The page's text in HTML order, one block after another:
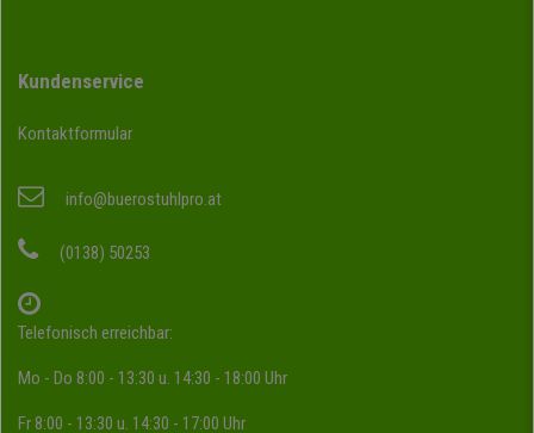
Kundenservice
Kontaktformular
info@buerostuhlpro.at
(0138) 50253
Telefonisch erreichbar:
Mo - Do 8:00 - 13:30 u. 14:30 - 18:00 Uhr
Fr 8:00 - 13:30 u. 14:30 - 17:00 Uhr